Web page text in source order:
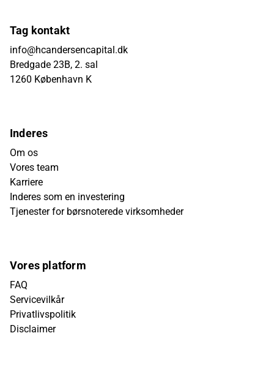
Tag kontakt
info@hcandersencapital.dk
Bredgade 23B, 2. sal
1260 København K
Inderes
Om os
Vores team
Karriere
Inderes som en investering
Tjenester for børsnoterede virksomheder
Vores platform
FAQ
Servicevilkår
Privatlivspolitik
Disclaimer